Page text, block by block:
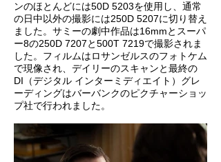
ンのほとんどには50D 5203を使用し、通常
の日中以外の撮影には250D 5207に切り替え
ました。サミーの劇中作品は16mmとスーパ
ー8の250D 7207と500T 7219で撮影されま
した。フィルムはロサンゼルスのフォトケム
で現像され、デイリーのスキャンと最終の
DI（デジタル インターミディエイト）グレ
ーディングはバーバンクのピクチャーショッ
プ社で行われました。